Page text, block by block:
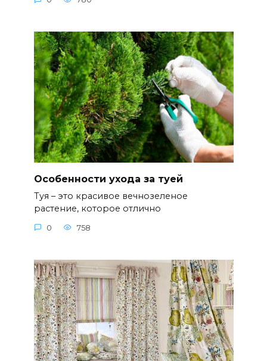
Особенности ухода за туей
Туя – это красивое вечнозеленое
растение, которое отлично
0 758